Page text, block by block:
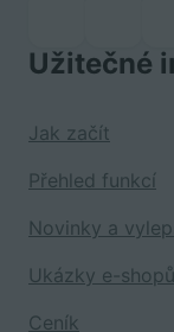
Užitečné
Jak začít
Přehled funkcí
Novinky a
Ukázky e-shopů
Ceník